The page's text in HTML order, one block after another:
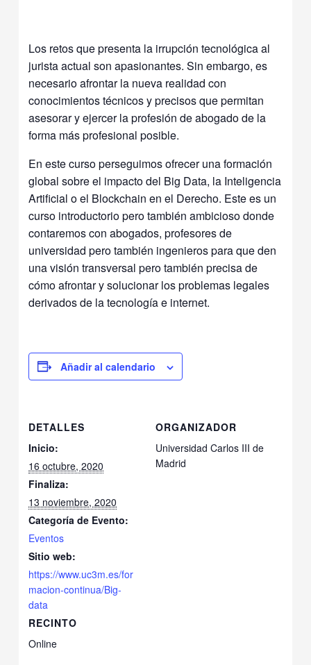
Los retos que presenta la irrupción tecnológica al
jurista actual son apasionantes. Sin embargo, es
necesario afrontar la nueva realidad con
conocimientos técnicos y precisos que permitan
asesorar y ejercer la profesión de abogado de la
forma más profesional posible.
En este curso perseguimos ofrecer una formación
global sobre el impacto del Big Data, la Inteligencia
Artificial o el Blockchain en el Derecho. Este es un
curso introductorio pero también ambicioso donde
contaremos con abogados, profesores de
universidad pero también ingenieros para que den
una visión transversal pero también precisa de
cómo afrontar y solucionar los problemas legales
derivados de la tecnología e internet.
Añadir al calendario
DETALLES
Inicio:
16 octubre, 2020
Finaliza:
13 noviembre, 2020
Categoría de Evento:
Eventos
Sitio web:
https://www.uc3m.es/for
macion-continua/Big-
data
RECINTO
Online
ORGANIZADOR
Universidad Carlos III de
Madrid